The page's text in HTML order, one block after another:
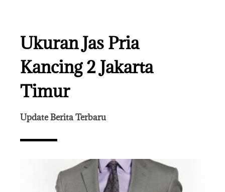
Ukuran Jas Pria
Kancing 2 Jakarta
Timur
Update Berita Terbaru